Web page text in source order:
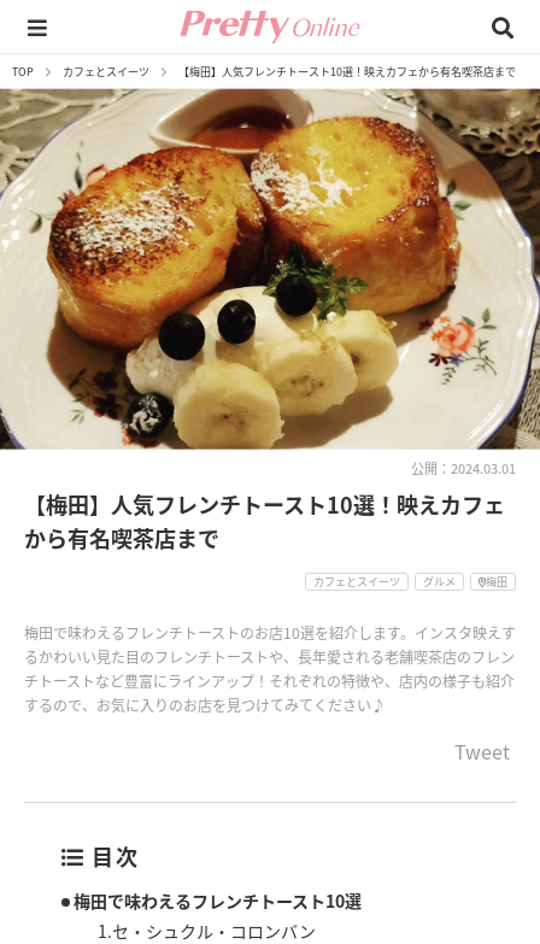
TOP カフェとスイーツ 【梅田】人気フレンチトースト10選！映えカフェから有名喫茶店まで
公開：2024.03.01
【梅田】人気フレンチトースト10選！映えカフェ
から有名喫茶店まで
カフェとスイーツ グルメ 梅田
梅田で味わえるフレンチトーストのお店10選を紹介します。インスタ映えす
るかわいい見た目のフレンチトーストや、長年愛される老舗喫茶店のフレン
チトーストなど豊富にラインアップ！それぞれの特徴や、店内の様子も紹介
するので、お気に入りのお店を見つけてみてください♪
Tweet
目次
梅田で味わえるフレンチトースト10選
1.セ・シュクル・コロンバン